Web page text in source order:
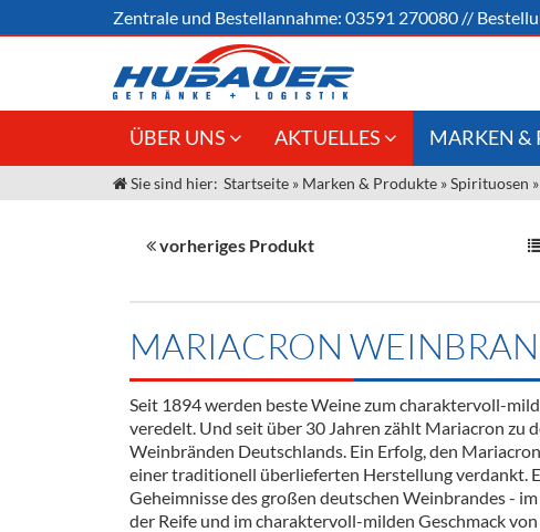
Zentrale und Bestellannahme: 03591 270080 //
ÜBER UNS
Jobs
Unser Liefergebiet
AKTUELLES
Angebote Gastronomie &
Innovation - Die Neue Art des
Termine
MARKEN &
Weine &
Alkoholfreie
Öle &
Kaffee
Barzubehör
Sie sind hier: Startseite » Marken & Produkte »Spirituosen »
vorheriges Produkt
MARIACRON
Seit 1894 werden beste Weine zum charaktervoll-
veredelt. Und seit über 30 Jahren zählt Mariacron zu
Weinbränden Deutschlands. Ein Erfolg, den
einer traditionell überlieferten Herstellung verdankt.
Geheimnisse des großen deutschen Weinbrandes -
der Reife und im charaktervoll-milden Geschmack